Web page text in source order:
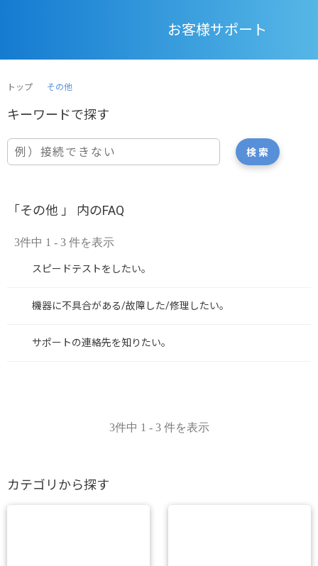
お客様サポート
トップ その他
「その他 」 内のFAQ
3件中 1 - 3 件を表示
スピードテストをしたい。
機器に不具合がある/故障した/修理したい。
サポートの連絡先を知りたい。
3件中 1 - 3 件を表示
カテゴリから探す